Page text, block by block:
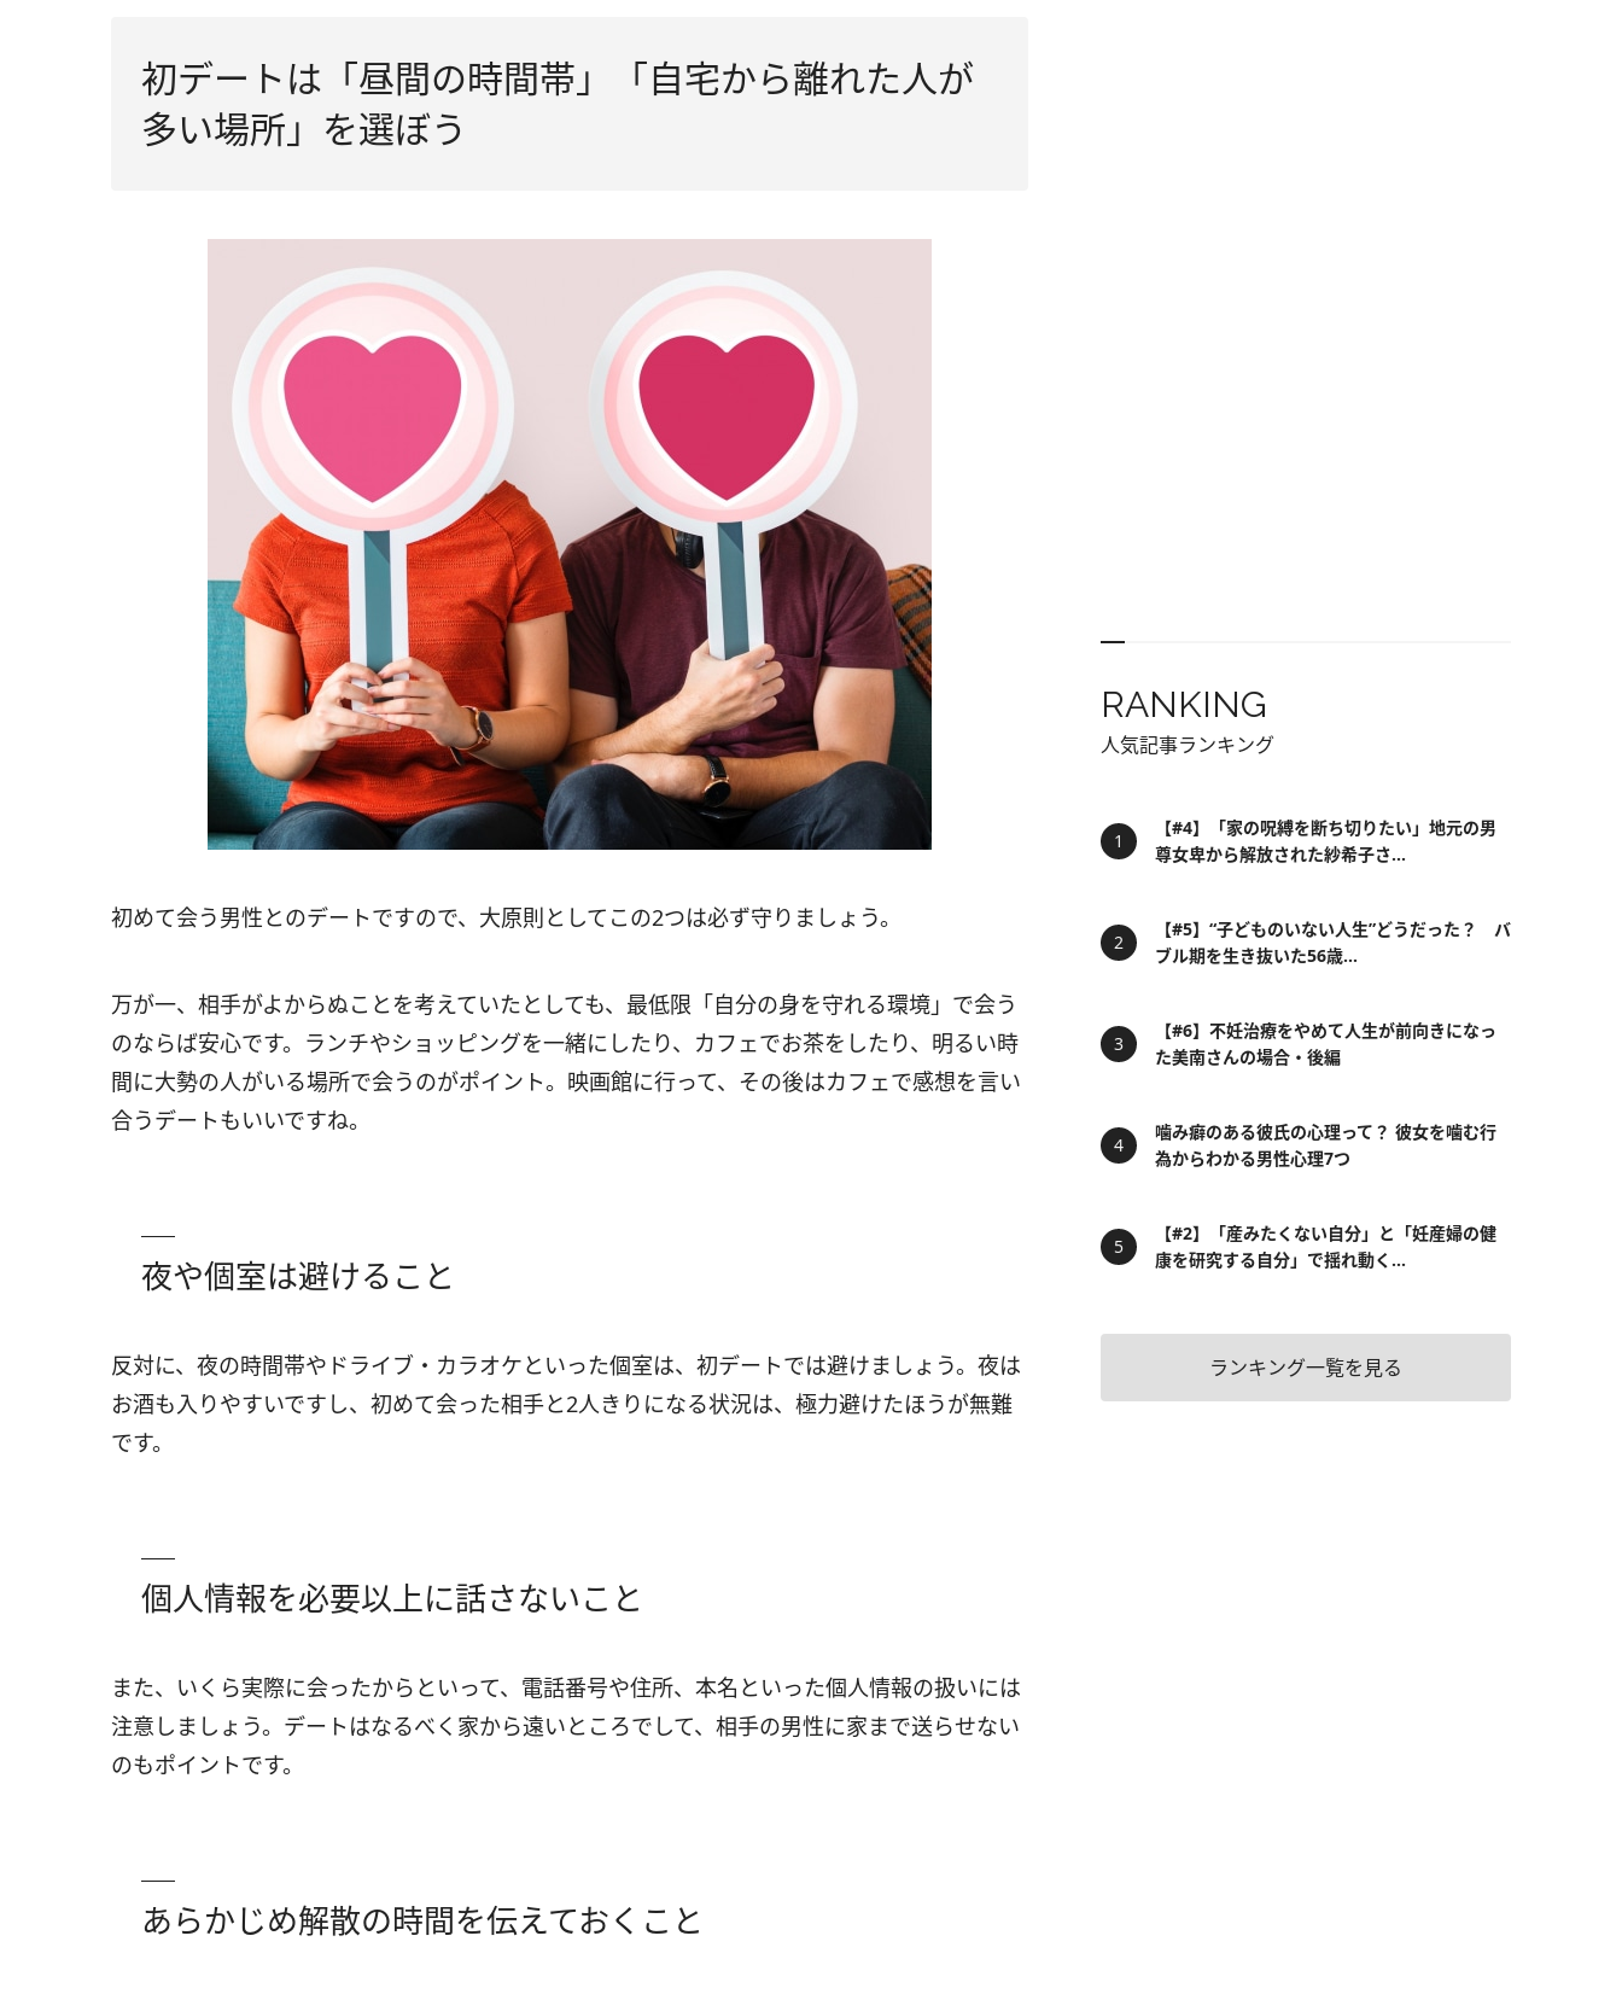
初デートは「昼間の時間帯」「自宅から離れた人が
多い場所」を選ぼう
初めて会う男性とのデートですので、大原則としてこの2つは必ず守りましょう。
万が一、相手がよからぬことを考えていたとしても、最低限「自分の身を守れる環境」で会う
のならば安心です。ランチやショッピングを一緒にしたり、カフェでお茶をしたり、明るい時
間に大勢の人がいる場所で会うのがポイント。映画館に行って、その後はカフェで感想を言い
合うデートもいいですね。
夜や個室は避けること
反対に、夜の時間帯やドライブ・カラオケといった個室は、初デートでは避けましょう。夜は
お酒も入りやすいですし、初めて会った相手と2人きりになる状況は、極力避けたほうが無難
です。
個人情報を必要以上に話さないこと
また、いくら実際に会ったからといって、電話番号や住所、本名といった個人情報の扱いには
注意しましょう。デートはなるべく家から遠いところでして、相手の男性に家まで送らせない
のもポイントです。
あらかじめ解散の時間を伝えておくこと
RANKING
人気記事ランキング
【#4】「家の呪縛を断ち切りたい」地元の男
尊女卑から解放された紗希子さ...
【#5】“子どものいない人生”どうだった？ バ
ブル期を生き抜いた56歳...
【#6】不妊治療をやめて人生が前向きになっ
た美南さんの場合・後編
噛み癖のある彼氏の心理って？ 彼女を噛む行
為からわかる男性心理7つ
【#2】「産みたくない自分」と「妊産婦の健
康を研究する自分」で揺れ動く...
ランキング一覧を見る